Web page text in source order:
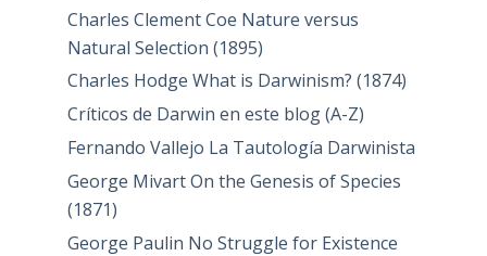
Charles Clement Coe Nature versus
Natural Selection (1895)
Charles Hodge What is Darwinism? (1874)
Críticos de Darwin en este blog (A-Z)
Fernando Vallejo La Tautología Darwinista
George Mivart On the Genesis of Species
(1871)
George Paulin No Struggle for Existence